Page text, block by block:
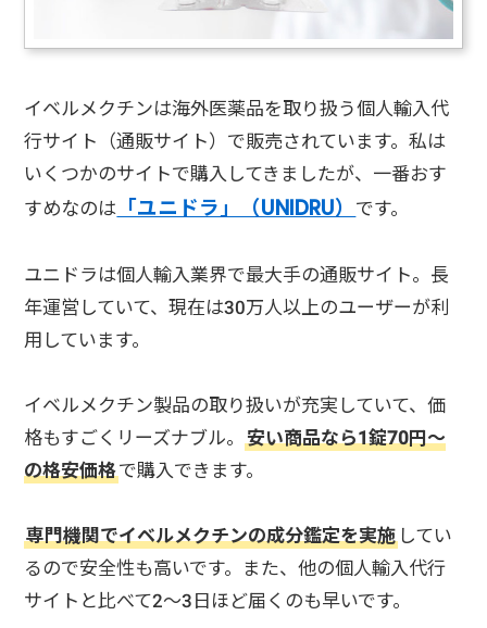
イベルメクチンは海外医薬品を取り扱う個人輸入代
行サイト（通販サイト）で販売されています。私は
いくつかのサイトで購入してきましたが、一番おす
すめなのは 「ユニドラ」（UNIDRU） です。
ユニドラは個人輸入業界で最大手の通販サイト。長
年運営していて、現在は30万人以上のユーザーが利
用しています。
イベルメクチン製品の取り扱いが充実していて、価
格もすごくリーズナブル。安い商品なら1錠70円～
の格安価格で購入できます。
専門機関でイベルメクチンの成分鑑定を実施 してい
るので安全性も高いです。また、他の個人輸入代行
サイトと比べて2～3日ほど届くのも早いです。